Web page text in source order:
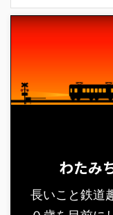
わたみ
長いこと鉄道